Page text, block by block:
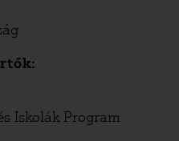
Iskolák Program